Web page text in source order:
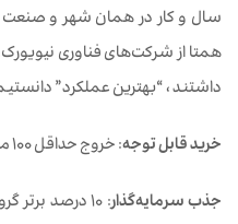
سال و کار در همان شهر و صنعت
همتا از شرکت‌های فناوری
داشتند ، “بهترین عملکرد”
خرید قابل توجه: خروج حداقل 100 میلیون دلار
جذب سرمایهگذار
: 10 درصد